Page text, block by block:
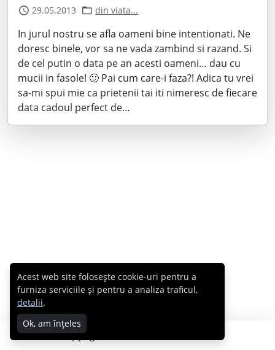
29.05.2013 din viata...
In jurul nostru se afla oameni bine intentionati. Ne
doresc binele, vor sa ne vada zambind si razand. Si
de cel putin o data pe an acesti oameni… dau cu
mucii in fasole! 🙂 Pai cum care-i faza?! Adica tu vrei
sa-mi spui mie ca prietenii tai iti nimeresc de fiecare
data cadoul perfect de…
Copyright © 2007 - 2026 Cabral.ro
Acest web site folosește cookie-uri pentru a
furniza serviciile și pentru a analiza traficul,
detalii.
Ok, am înțeles